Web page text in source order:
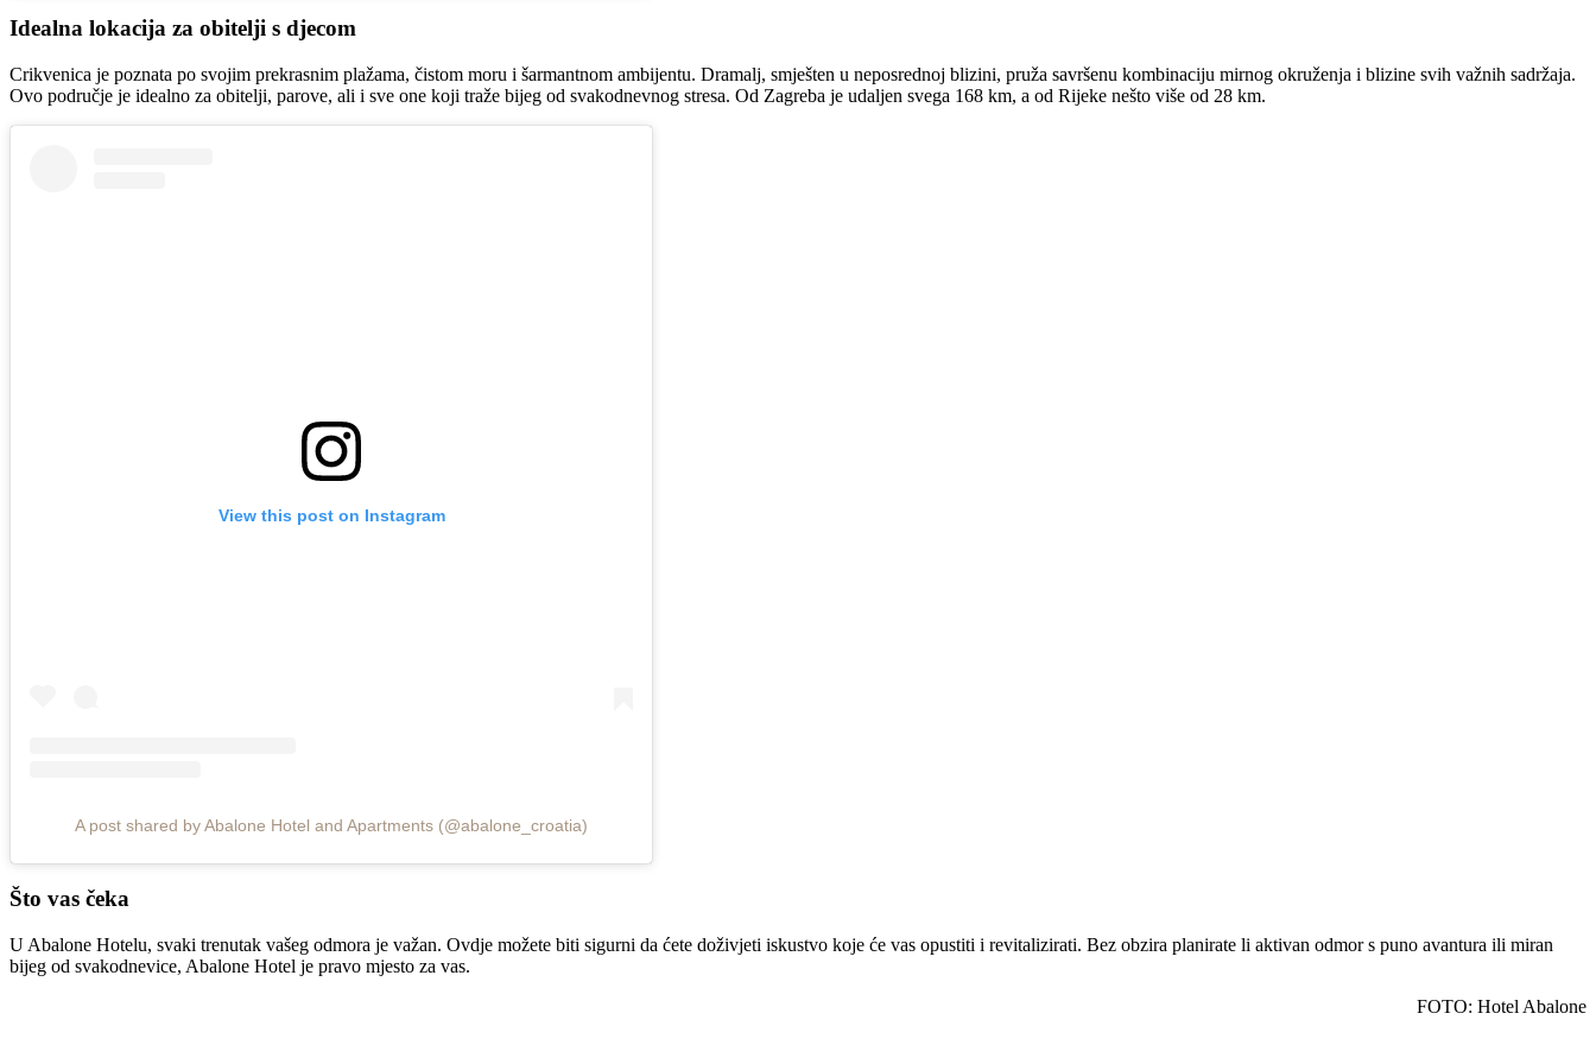
Idealna lokacija za obitelji s djecom
Crikvenica je poznata po svojim prekrasnim plažama, čistom moru i šarmantnom ambijentu. Dramalj, smješten u neposrednoj blizini, pruža savršenu kombinaciju mirnog okruženja i blizine svih važnih sadržaja.
Ovo područje je idealno za obitelji, parove, ali i sve one koji traže bijeg od svakodnevnog stresa. Od Zagreba je udaljen svega 168 km, a od Rijeke nešto više od 28 km.
View this post on Instagram
A post shared by Abalone Hotel and Apartments (@abalone_croatia)
Što vas čeka
U Abalone Hotelu, svaki trenutak vašeg odmora je važan. Ovdje možete biti sigurni da ćete doživjeti iskustvo koje će vas opustiti i revitalizirati. Bez obzira planirate li aktivan odmor s puno avantura ili miran
bijeg od svakodnevice, Abalone Hotel je pravo mjesto za vas.
FOTO: Hotel Abalone